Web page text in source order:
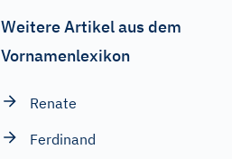
Weitere Artikel aus dem
Vornamenlexikon
Renate
Ferdinand